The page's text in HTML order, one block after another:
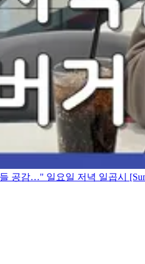
공감…" 일요일 저녁 일곱시